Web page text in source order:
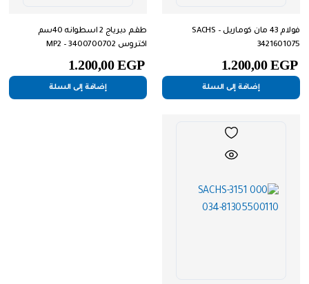
فولام 43 مان كوماريل SACHS –
3421601075
1.200,00EGP
إضافة إلى السلة
طقم دبرياج 2 اسطوانه 40سم
اكتروس MP2 – 3400700702
1.200,00EGP
إضافة إلى السلة